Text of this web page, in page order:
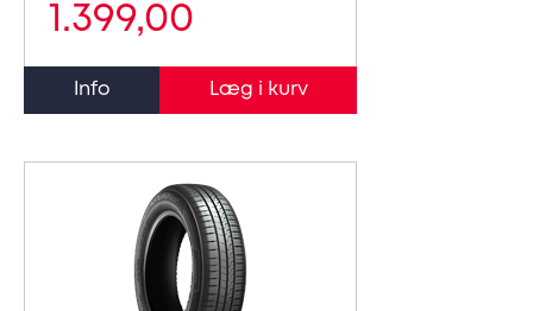
1.399,00
Info